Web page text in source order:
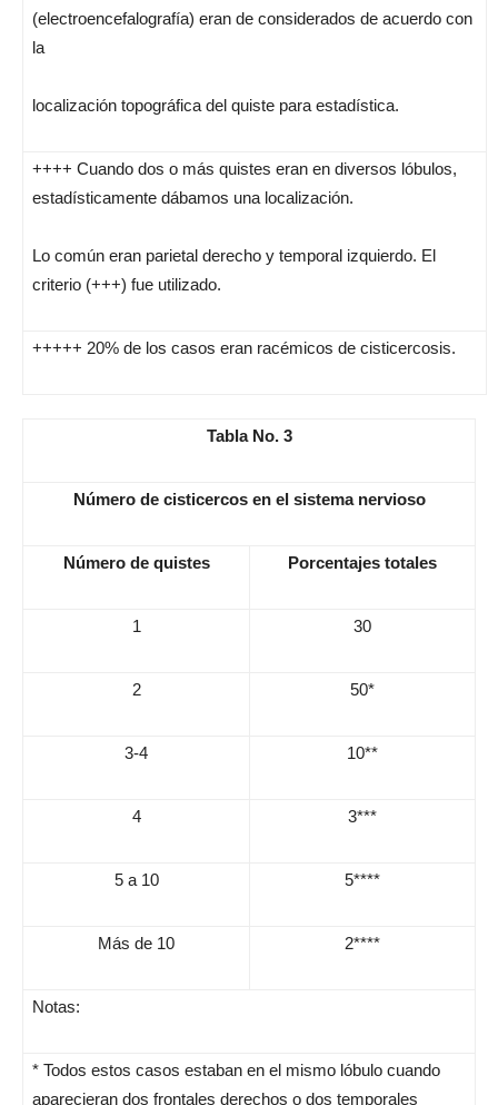
(electroencefalografía) eran de considerados de acuerdo con
la
localización topográfica del quiste para estadística.
++++ Cuando dos o más quistes eran en diversos lóbulos,
estadísticamente dábamos una localización.
Lo común eran parietal derecho y temporal izquierdo. El
criterio (+++) fue utilizado.
+++++ 20% de los casos eran racémicos de cisticercosis.
Tabla No. 3
Número de cisticercos en el sistema nervioso
Número de quistes Porcentajes totales
1 30
2 50*
3-4 10**
4 3***
5 a 10 5****
Más de 10 2****
Notas:
* Todos estos casos estaban en el mismo lóbulo cuando
aparecieran dos frontales derechos o dos temporales